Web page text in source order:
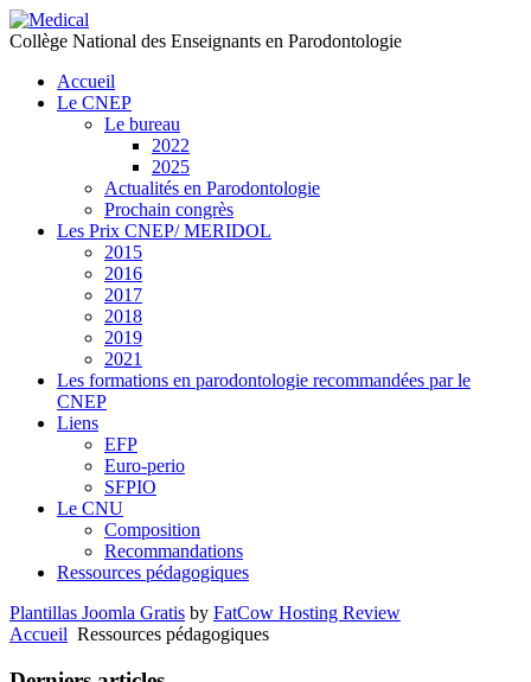
Collège National des Enseignants en Parodontologie
Accueil
Le CNEP
Le bureau
2022
2025
Actualités en Parodontologie
Prochain congrès
Les Prix CNEP/ MERIDOL
2015
2016
2017
2018
2019
2021
Les formations en parodontologie recommandées par le
CNEP
Liens
EFP
Euro-perio
SFPIO
Le CNU
Composition
Recommandations
Ressources pédagogiques
Plantillas Joomla Gratis by FatCow Hosting Review
Accueil Ressources pédagogiques
précédente
précédent
suivante
suivant